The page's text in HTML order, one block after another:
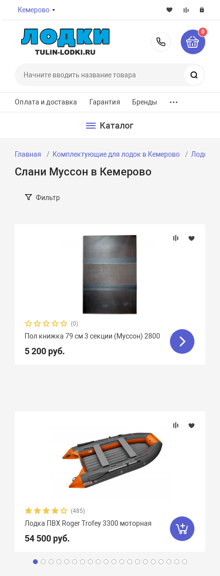
Кемерово
8-800-
0
Оплата и доставка Гарантия Бренды ...
Каталог
Главная Комплектующие для лодок в Кемерово
Слани Муссон в Кемерово
Фильтр
(0)
Пол книжка 79 см 3 секции (Муссон) 2800
5 200 руб.
(485)
Лодка ПВХ Roger Trofey 3300 моторная
54 500 руб.